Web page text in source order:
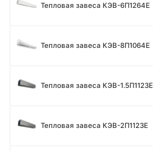
Тепловая завеса КЭВ-6П1264E
Тепловая завеса КЭВ-8П1064E
Тепловая завеса КЭВ-1.5П1123E
Тепловая завеса КЭВ-2П1123E